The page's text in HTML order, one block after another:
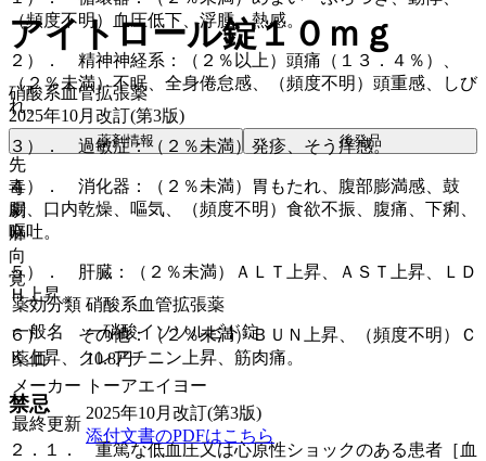
（頻度不明）血圧低下、浮腫、熱感。
２）． 精神神経系：（２％以上）頭痛（１３．４％）、
（２％未満）不眠、全身倦怠感、（頻度不明）頭重感、しび
れ。
３）． 過敏症：（２％未満）発疹、そう痒感。
４）． 消化器：（２％未満）胃もたれ、腹部膨満感、鼓
腸、口内乾燥、嘔気、（頻度不明）食欲不振、腹痛、下痢、
嘔吐。
５）． 肝臓：（２％未満）ＡＬＴ上昇、ＡＳＴ上昇、ＬＤ
Ｈ上昇。
６）． その他：（２％未満）ＢＵＮ上昇、（頻度不明）Ｃ
Ｋ上昇、クレアチニン上昇、筋肉痛。
禁忌
２．１． 重篤な低血圧又は心原性ショックのある患者［血
アイトロール錠１０ｍｇ
硝酸系血管拡張薬
2025年10月改訂(第3版)
薬剤情報 後発品
先
毒
劇
麻
向
覚
薬効分類 硝酸系血管拡張薬
一般名
一硝酸イソソルビド錠
薬価
10.8円
メーカー
トーアエイヨー
最終更新
2025年10月改訂(第3版)
添付文書のPDFはこちら